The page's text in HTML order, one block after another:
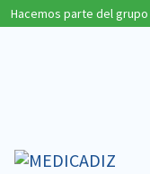
Hacemos parte del grupo